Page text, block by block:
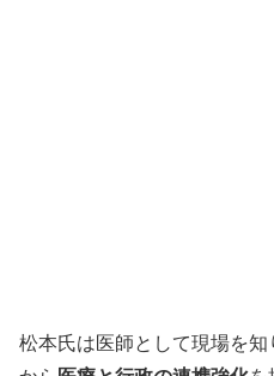
松本氏は医師として現場を